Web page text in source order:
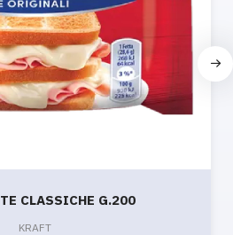
CLASSICHE G.200
KRAFT